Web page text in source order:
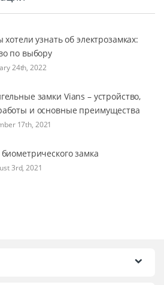
хотели узнать об электрозамках:
по выбору
24th, 2022
замки Vians – устройство,
и основные преимущества
17th, 2021
замка
3rd, 2021